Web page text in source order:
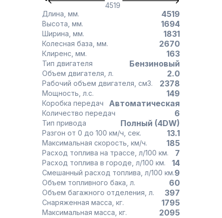
4519
Длина, мм. 4519
Высота, мм. 1694
Ширина, мм. 1831
Колесная база, мм. 2670
Клиренс, мм. 163
Тип двигателя Бензиновый
Объем двигателя, л. 2.0
Рабочий объем двигателя, см3. 2378
Мощность, л.с. 149
Коробка передач Автоматическая
Количество передач 6
Тип привода Полный (4DW)
Разгон от 0 до 100 км/ч, сек. 13.1
Максимальная скорость, км/ч. 185
Расход топлива на трассе, л/100 км. 7
Расход топлива в городе, л/100 км. 14
Смешанный расход топлива, л/100 км.9
Объем топливного бака, л. 60
Объем багажного отделения, л. 397
Снаряженная масса, кг. 1795
Максимальная масса, кг. 2095